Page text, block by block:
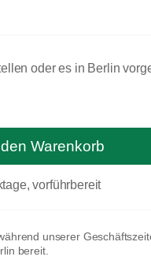
unserer
bereit.
vorführbereit
oder es in Berlin
Warenkorb